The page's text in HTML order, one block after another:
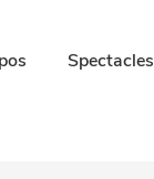
Spectacles